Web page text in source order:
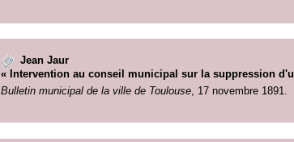
Jean Jaur
« Intervention au conseil municipal sur la suppression
Bulletin municipal de la ville de Toulouse, 17 novembre 1891.